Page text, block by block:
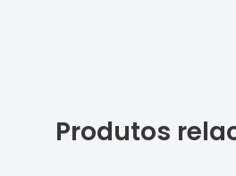
Produtos